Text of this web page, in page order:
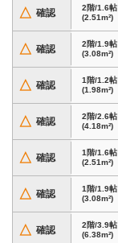
近隣には、アリオ橋
旭小学校があり、お
ち寄りやすい環境です
周辺は住宅地と商業
庭の収納スペース不
資材置場や在庫保管
ます。
・JR横浜線・JR相
ら車で約4分
・国道16号近く
・県道503号（相原
△ 確認
2階/1.6帖
(2.51m²)
△ 確認
2階/1.9帖
(3.08m²)
△ 確認
1階/1.2帖
(1.98m²)
△ 確認
2階/2.6帖
(4.18m²)
△ 確認
1階/1.6帖
(2.51m²)
△ 確認
1階/1.9帖
(3.08m²)
△ 確認
2階/3.9帖
(6.38m²)